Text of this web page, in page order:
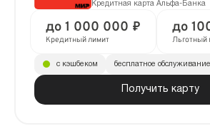
Кредитная карта Альфа-Банка
до 1 000 000 ₽
Кредитный лимит
до
Льготный
Получить карту
с кэшбеком бесплатное обслуживание